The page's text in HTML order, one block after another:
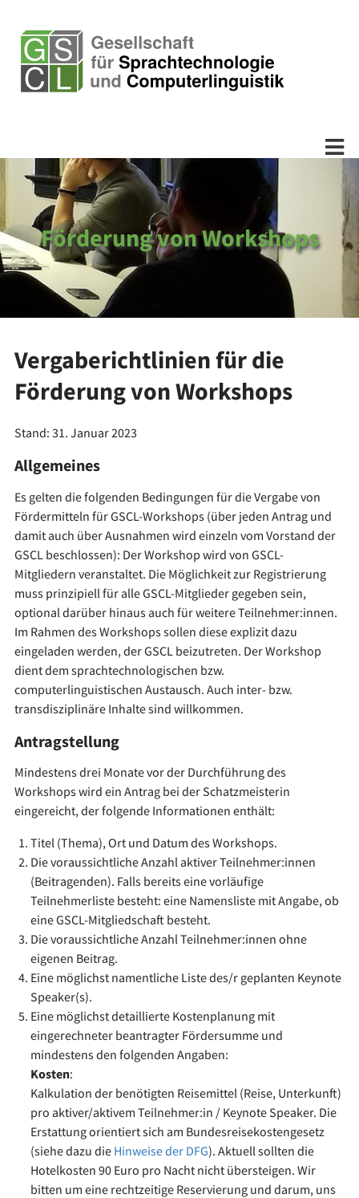
Förderung von Workshops
Vergaberichtlinien für die
Förderung von Workshops
Stand: 31. Januar 2023
Allgemeines
Es gelten die folgenden Bedingungen für die Vergabe von
Fördermitteln für GSCL-Workshops (über jeden Antrag und
damit auch über Ausnahmen wird einzeln vom Vorstand der
GSCL beschlossen): Der Workshop wird von GSCL-
Mitgliedern veranstaltet. Die Möglichkeit zur Registrierung
muss prinzipiell für alle GSCL-Mitglieder gegeben sein,
optional darüber hinaus auch für weitere Teilnehmer:innen.
Im Rahmen des Workshops sollen diese explizit dazu
eingeladen werden, der GSCL beizutreten. Der Workshop
dient dem sprachtechnologischen bzw.
computerlinguistischen Austausch. Auch inter- bzw.
transdisziplinäre Inhalte sind willkommen.
Antragstellung
Mindestens drei Monate vor der Durchführung des
Workshops wird ein Antrag bei der Schatzmeisterin
eingereicht, der folgende Informationen enthält:
Titel (Thema), Ort und Datum des Workshops.
Die voraussichtliche Anzahl aktiver Teilnehmer:innen
(Beitragenden). Falls bereits eine vorläufige
Teilnehmerliste besteht: eine Namensliste mit Angabe, ob
eine GSCL-Mitgliedschaft besteht.
Die voraussichtliche Anzahl Teilnehmer:innen ohne
eigenen Beitrag.
Eine möglichst namentliche Liste des/r geplanten Keynote
Speaker(s).
Eine möglichst detaillierte Kostenplanung mit
eingerechneter beantragter Fördersumme und
mindestens den folgenden Angaben:
Kosten:
Kalkulation der benötigten Reisemittel (Reise, Unterkunft)
pro aktiver/aktivem Teilnehmer:in / Keynote Speaker. Die
Erstattung orientiert sich am Bundesreisekostengesetz
(siehe dazu die Hinweise der DFG). Aktuell sollten die
Hotelkosten 90 Euro pro Nacht nicht übersteigen. Wir
bitten um eine rechtzeitige Reservierung und darum, uns